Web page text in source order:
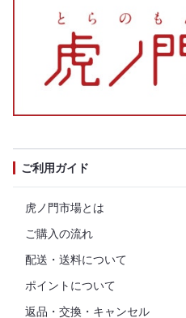
ご利用ガイド
虎ノ門市場とは
ご購入の流れ
配送・送料について
ポイントについて
返品・交換・キャンセル